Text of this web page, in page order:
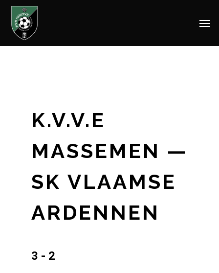
Skip
K.V.V.E
MASSEMEN —
SK VLAAMSE
ARDENNEN
3 - 2